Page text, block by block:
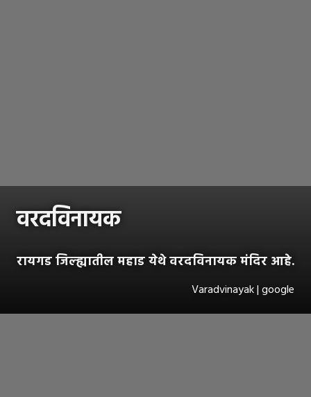
वरदविनायक
रायगड जिल्ह्यातील महाड येथे वरदविनायक मंदिर आहे.
Varadvinayak | google